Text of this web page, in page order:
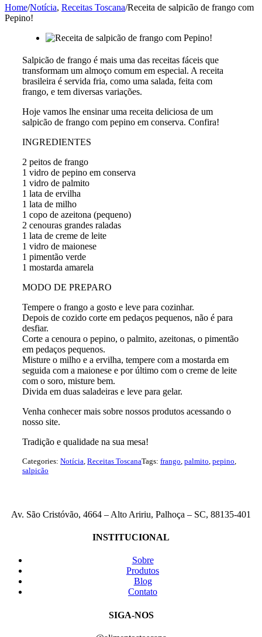
Home/Notícia, Receitas Toscana/Receita de salpicão de frango com
Pepino!
Salpicão de frango é mais uma das receitas fáceis que
transformam um almoço comum em especial. A receita
brasileira é servida fria, como uma salada, feita com
frango, e tem diversas variações.
Hoje vamos lhe ensinar uma receita deliciosa de um
salpicão de frango com pepino em conserva. Confira!
INGREDIENTES
2 peitos de frango
1 vidro de pepino em conserva
1 vidro de palmito
1 lata de ervilha
1 lata de milho
1 copo de azeitona (pequeno)
2 cenouras grandes raladas
1 lata de creme de leite
1 vidro de maionese
1 pimentão verde
1 mostarda amarela
MODO DE PREPARO
Tempere o frango a gosto e leve para cozinhar.
Depois de cozido corte em pedaços pequenos, não é para
desfiar.
Corte a cenoura o pepino, o palmito, azeitonas, o pimentão
em pedaços pequenos.
Misture o milho e a ervilha, tempere com a mostarda em
seguida com a maionese e por último com o creme de leite
com o soro, misture bem.
Divida em duas saladeiras e leve para gelar.
Venha conhecer mais sobre nossos produtos acessando o
nosso site.
Tradição e qualidade na sua mesa!
Categories: Notícia Receitas ToscanaTags: frango palmito pepino
salpicão
Av. São Cristóvão, 4664 – Alto Aririu, Palhoça – SC, 88135-401
INSTITUCIONAL
Sobre
Produtos
Blog
Contato
SIGA-NOS